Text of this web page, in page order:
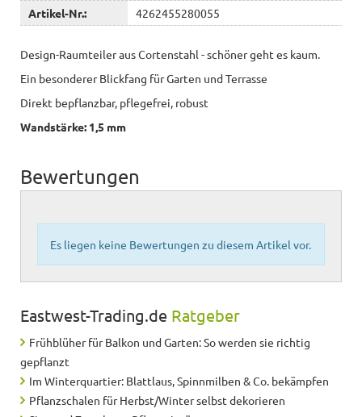
Artikel-Nr.:
4262455280055
Design-Raumteiler aus Cortenstahl - schöner geht es kaum.
Ein besonderer Blickfang für Garten und Terrasse
Direkt bepflanzbar, pflegefrei, robust
Wandstärke: 1,5 mm
Bewertungen
Es liegen keine Bewertungen zu diesem Artikel vor.
Eastwest-Trading.de Ratgeber
Frühblüher für Balkon und Garten: So werden sie richtig
gepflanzt
Im Winterquartier: Blattlaus, Spinnmilben & Co. bekämpfen
Pflanzschalen für Herbst/Winter selbst dekorieren